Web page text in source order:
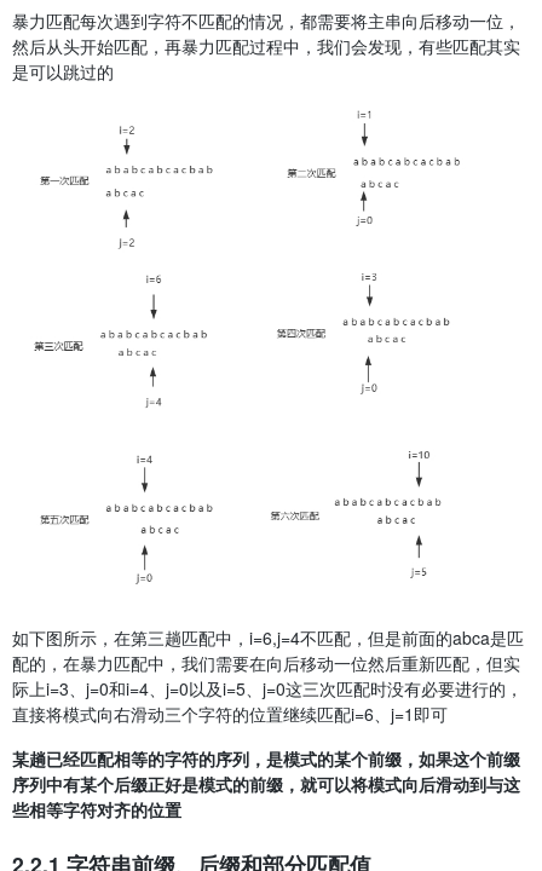
暴力匹配每次遇到字符不匹配的情况，都需要将主串向后移动一位，
然后从头开始匹配，再暴力匹配过程中，我们会发现，有些匹配其实
是可以跳过的
如下图所示，在第三趟匹配中，i=6,j=4不匹配，但是前面的abca是匹
配的，在暴力匹配中，我们需要在向后移动一位然后重新匹配，但实
际上i=3、j=0和i=4、j=0以及i=5、j=0这三次匹配时没有必要进行的，
直接将模式向右滑动三个字符的位置继续匹配i=6、j=1即可
某趟已经匹配相等的字符的序列，是模式的某个前缀，如果这个前缀
序列中有某个后缀正好是模式的前缀，就可以将模式向后滑动到与这
些相等字符对齐的位置
2.2.1 字符串前缀、后缀和部分匹配值